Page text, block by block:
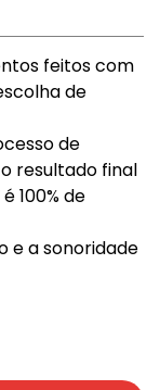
feitos com
de
de
resultado final
100% de
e a sonoridade